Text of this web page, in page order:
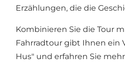
Erzählungen, die die
Kombinieren Sie die Tour
Fahrradtour gibt Ihnen ein
Hus" und erfahren Sie